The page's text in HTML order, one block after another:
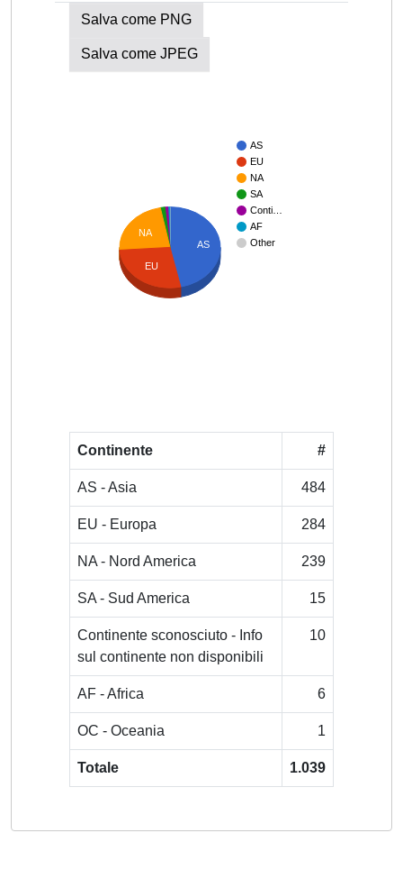
Salva come PNG
Salva come JPEG
AS
EU
NA
SA
Conti…
AF
Other
AS
NA
EU
Continente #
AS - Asia 484
EU - Europa 284
NA - Nord America 239
SA - Sud America 15
Continente sconosciuto - Info
sul continente non disponibili
10
AF - Africa 6
OC - Oceania 1
Totale 1.039